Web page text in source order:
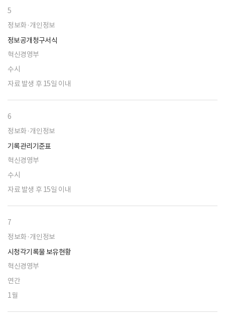
5
정보화·개인정보
정보공개청구서식
혁신경영부
수시
자료 발생 후 15일 이내
6
정보화·개인정보
기록관리기준표
혁신경영부
수시
자료 발생 후 15일 이내
7
정보화·개인정보
시청각기록물 보유현황
혁신경영부
연간
1월